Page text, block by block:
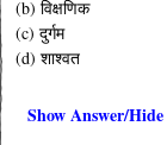
(b) विक्षणिक
(c) दुर्गम
(d) शाश्वत
Show Answer/Hide